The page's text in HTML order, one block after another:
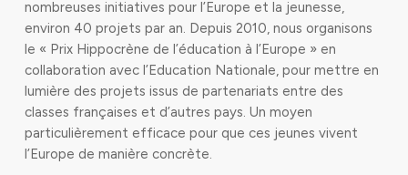
nombreuses initiatives pour l’Europe et la jeunesse,
environ 40 projets par an. Depuis 2010, nous organisons
le « Prix Hippocrène de l’éducation à l’Europe » en
collaboration avec l’Education Nationale, pour mettre en
lumière des projets issus de partenariats entre des
classes françaises et d’autres pays. Un moyen
particulièrement efficace pour que ces jeunes vivent
l’Europe de manière concrète.